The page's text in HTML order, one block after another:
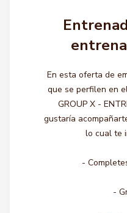
En esta oferta de
que se perfilen en
GROUP X -
gustaría
lo cual te
-
-